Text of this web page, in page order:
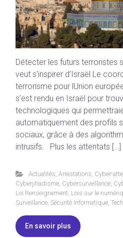
Détecter les futurs terroristes
veut s’inspirer d’Israël Le
terrorisme pour lUnion
s’est rendu en Israël pour
technologiques qui
automatiquement des profils
sociaux, grâce à des
intrusifs. Plus les attentats […]
Actualités Arrestations Cyber-
Cyberjihadisme Cybersurveillance
Loi Renseignement Lois sur le
Surveillance Sécurité Informatique
En savoir plus